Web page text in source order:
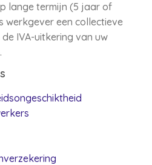
lange termijn (5 jaar of
werkgever een collectieve
IVA-uitkering van uw